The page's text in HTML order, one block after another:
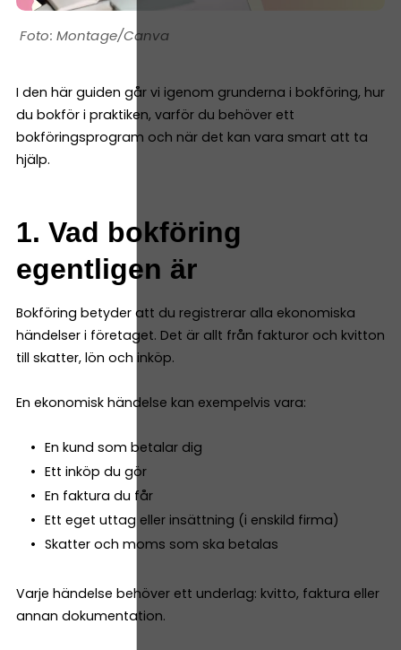
Montage/Canva
I den här guiden går vi igenom grunderna i bokföring, hur
du bokför i praktiken, varför du behöver ett
bokföringsprogram och när det kan vara smart att ta
hjälp.
1. Vad bokföring
egentligen är
Bokföring betyder att du registrerar alla ekonomiska
händelser i företaget. Det är allt från fakturor och kvitton
till skatter, lön och inköp.
En ekonomisk händelse kan exempelvis vara:
En kund som betalar dig
Ett inköp du gör
En faktura du får
Ett eget uttag eller insättning (i enskild firma)
Skatter och moms som ska betalas
Varje händelse behöver ett underlag: kvitto, faktura eller
annan dokumentation.